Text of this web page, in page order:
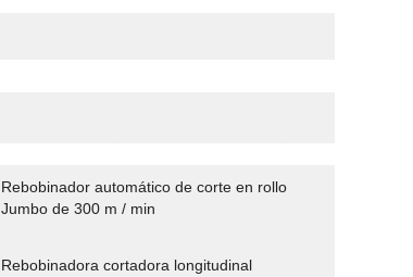
Rebobinador automático de corte en rollo
Jumbo de 300 m / min
Rebobinadora cortadora longitudinal